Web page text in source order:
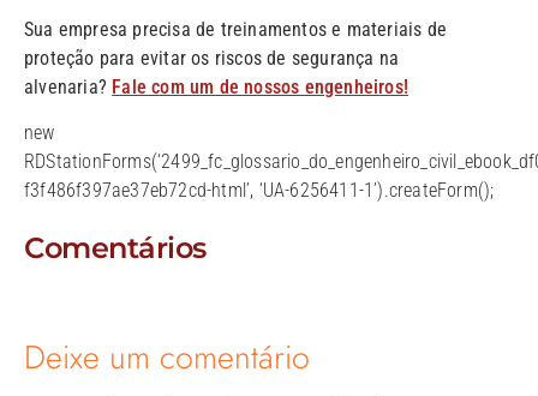
Sua empresa precisa de treinamentos e materiais de
proteção para evitar os riscos de segurança na
alvenaria? Fale com um de nossos engenheiros!
new
f3f486f397ae37eb72cd-html’, ‘UA-6256411-1’).createForm();
Comentários
Deixe um comentário